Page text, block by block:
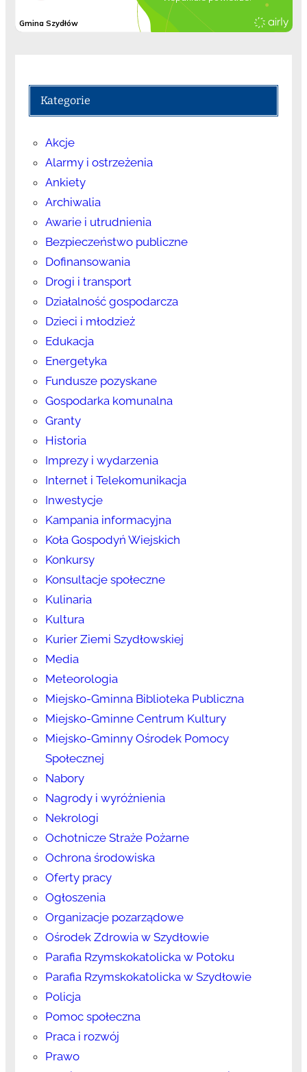
Kategorie
Akcje
Alarmy i ostrzeżenia
Ankiety
Archiwalia
Awarie i utrudnienia
Bezpieczeństwo publiczne
Dofinansowania
Drogi i transport
Działalność gospodarcza
Dzieci i młodzież
Edukacja
Energetyka
Fundusze pozyskane
Gospodarka komunalna
Granty
Historia
Imprezy i wydarzenia
Internet i Telekomunikacja
Inwestycje
Kampania informacyjna
Koła Gospodyń Wiejskich
Konkursy
Konsultacje społeczne
Kulinaria
Kultura
Kurier Ziemi Szydłowskiej
Media
Meteorologia
Miejsko-Gminna Biblioteka Publiczna
Miejsko-Gminne Centrum Kultury
Miejsko-Gminny Ośrodek Pomocy
Społecznej
Nabory
Nagrody i wyróżnienia
Nekrologi
Ochotnicze Straże Pożarne
Ochrona środowiska
Oferty pracy
Ogłoszenia
Organizacje pozarządowe
Ośrodek Zdrowia w Szydłowie
Parafia Rzymskokatolicka w Potoku
Parafia Rzymskokatolicka w Szydłowie
Policja
Pomoc społeczna
Praca i rozwój
Prawo